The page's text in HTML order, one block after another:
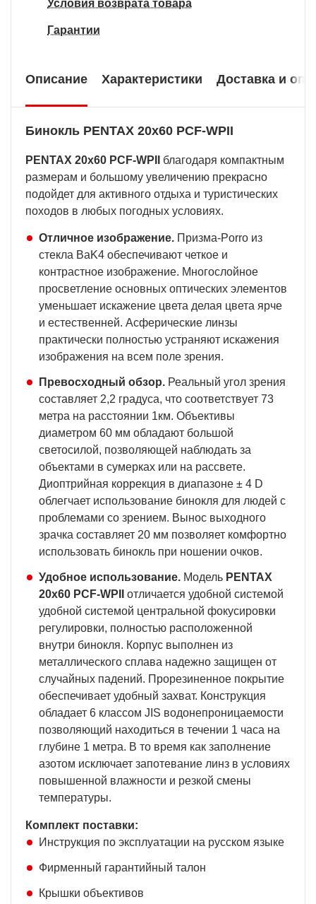
Условия возврата товара
Гарантии
Описание Характеристики Доставка и
Бинокль PENTAX 20х60 PCF-WPII
PENTAX 20x60 PCF-WPII
благодаря компактным
размерам и большому увеличению прекрасно
подойдет для активного отдыха и туристических
походов в любых погодных условиях.
Отличное изображение. Призма-Porro из
стекла BaK4 обеспечивают четкое и
контрастное изображение. Многослойное
просветление основных оптических элементов
уменьшает искажение цвета делая цвета ярче
и естественней. Асферические линзы
практически полностью устраняют искажения
изображения на всем поле зрения.
Превосходный обзор. Реальный угол зрения
составляет 2,2 градуса, что соответствует 73
метра на расстоянии 1км. Объективы
диаметром 60 мм обладают большой
светосилой, позволяющей наблюдать за
объектами в сумерках или на рассвете.
Диоптрийная коррекция в диапазоне ± 4 D
облегчает использование бинокля для людей с
проблемами со зрением. Вынос выходного
зрачка составляет 20 мм позволяет комфортно
использовать бинокль при ношении очков.
Удобное использование. Модель PENTAX
20x60 PCF-WPII
отличается удобной системой
удобной системой центральной фокусировки
регулировки, полностью расположенной
внутри бинокля. Корпус выполнен из
металлического сплава надежно защищен от
случайных падений. Прорезиненное покрытие
обеспечивает удобный захват. Конструкция
обладает 6 классом JIS водонепроницаемости
позволяющий находиться в течении 1 часа на
глубине 1 метра. В то время как заполнение
азотом исключает запотевание линз в условиях
повышенной влажности и резкой смены
температуры.
Комплект поставки:
Инструкция по эксплуатации на русском языке
Фирменный гарантийный талон
Крышки объективов